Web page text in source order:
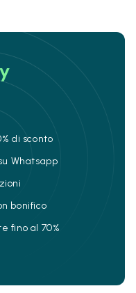
di sconto
Whatsapp
bonifico
fino al 70%